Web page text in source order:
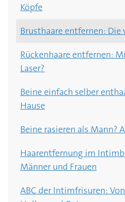
Köpfe
Brusthaare entfernen:
Rückenhaare entfernen:
Laser?
Beine einfach selber
Hause
Beine rasieren als Mann?
Haarentfernung im
Männer und Frauen
ABC der Intimfrisuren: